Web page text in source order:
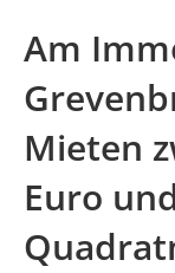
Am
Mieten
Euro